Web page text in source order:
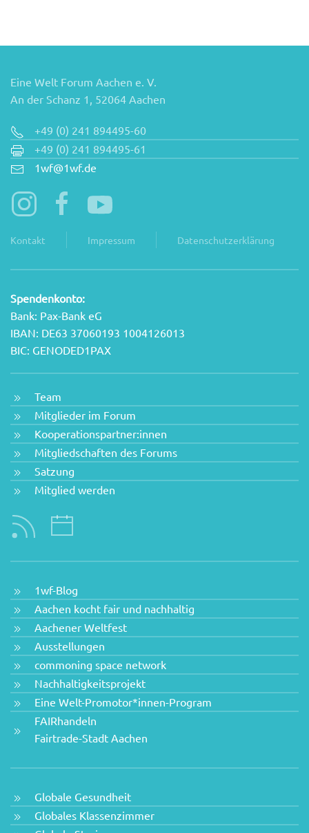
Eine Welt Forum Aachen e. V.
An der Schanz 1, 52064 Aachen
+49 (0) 241 894495-60
+49 (0) 241 894495-61
1wf@1wf.de
Kontakt Impressum Datenschutzerklärung
Spendenkonto:
Bank: Pax-Bank eG
IBAN: DE63 37060193 1004126013
BIC: GENODED1PAX
Team
Mitglieder im Forum
Kooperationspartner:innen
Mitgliedschaften des Forums
Satzung
Mitglied werden
1wf-Blog
Aachen kocht fair und nachhaltig
Aachener Weltfest
Ausstellungen
commoning space network
Nachhaltigkeitsprojekt
Eine Welt-Promotor*innen-Program
FAIRhandeln
Fairtrade-Stadt Aachen
Globale Gesundheit
Globales Klassenzimmer